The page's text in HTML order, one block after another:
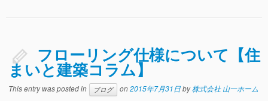
フローリング仕様について【住
まいと建築コラム】
This entry was posted in ブログ on2015年7月31日by株式会社 山一ホーム